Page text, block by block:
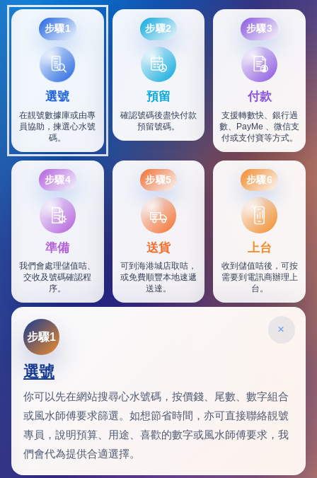
步驟1
選號
在靚號數據庫或由專
員協助，揀選心水號
碼。
步驟2
預留
確認號碼後盡快付款
預留號碼。
步驟3
付款
支援轉數快、銀行過
數、PayMe 、微信支
付或支付寶等方式。
步驟4
準備
我們會處理儲值咭、
交收及號碼確認程
序。
步驟5
SF
送貨
可到海港城店取咭，
或免費順豐本地速遞
送達。
步驟6
上台
收到儲值咭後，可按
需要到電訊商辦理上
台。
×
步驟1
選號
你可以先在網站搜尋心水號碼，按價錢、尾數、數字組合
或風水師傅要求篩選。如想節省時間，亦可直接聯絡靚號
專員，說明預算、用途、喜歡的數字或風水師傅要求，我
們會代為提供合適選擇。